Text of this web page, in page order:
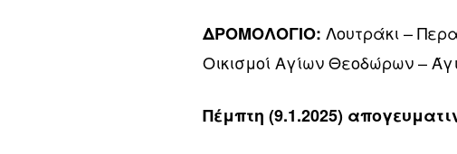
ΔΡΟΜΟΛΟΓΙΟ: Λουτράκι –
Οικισμοί Αγίων Θεοδώρων –
Πέμπτη (9.1.2025)